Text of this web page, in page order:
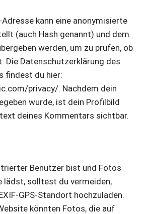
kann eine anonymisierte
(auch Hash genannt) und dem
werden, um zu prüfen, ob
Die Datenschutzerklärung des
findest du hier:
privacy/. Nachdem dein
wurde, ist dein Profilbild
deines Kommentars sichtbar.
Benutzer bist und Fotos
lädst, solltest du vermeiden,
GPS-Standort hochzuladen.
könnten Fotos, die auf